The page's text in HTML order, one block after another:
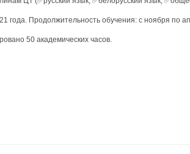
года. Продолжительность обучения: с ноября по
50 академических часов.